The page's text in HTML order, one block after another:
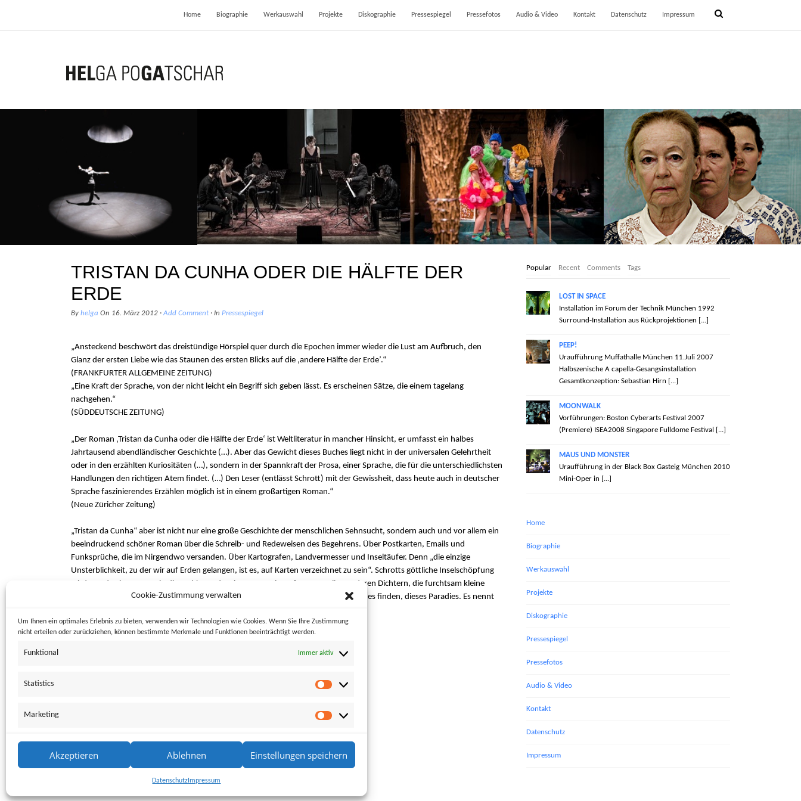
Cookie-Zustimmung verwalten
Um Ihnen ein optimales Erlebnis zu bieten, verwenden wir Technologien wie Cookies. Wenn Sie Ihre Zustimmung
nicht erteilen oder zurückziehen, können bestimmte Merkmale und Funktionen beeinträchtigt werden.
Funktional Immer aktiv
Statistics
Marketing
Akzeptieren Ablehnen Einstellungen speichern
Datenschutz Impressum
Home Biographie Werkauswahl Projekte Diskographie Pressespiegel Pressefotos Audio & Video Kontakt Datenschutz Impressum
WELT FÄLLT RUNTER
5. September 2018
SCHACHABEND
20. Januar 2017
HÄNSEL UND GRETEL
25. Oktober 2013
DREI FLIEGENDE MINUTEN
20. September 2013
TRISTAN DA CUNHA ODER DIE HÄLFTE DER
ERDE
By helga On 16. März 2012 · Add Comment· In Pressespiegel
„Ansteckend beschwört das dreistündige Hörspiel quer durch die Epochen immer wieder die Lust am Aufbruch, den
Glanz der ersten Liebe wie das Staunen des ersten Blicks auf die ‚andere Hälfte der Erde’.“
(FRANKFURTER ALLGEMEINE ZEITUNG)
„Eine Kraft der Sprache, von der nicht leicht ein Begriff sich geben lässt. Es erscheinen Sätze, die einem tagelang
nachgehen.“
(SÜDDEUTSCHE ZEITUNG)
„Der Roman ‚Tristan da Cunha oder die Hälfte der Erde‘ ist Weltliteratur in mancher Hinsicht, er umfasst ein halbes
Jahrtausend abendländischer Geschichte (…). Aber das Gewicht dieses Buches liegt nicht in der universalen Gelehrtheit
oder in den erzählten Kuriositäten (…), sondern in der Spannkraft der Prosa, einer Sprache, die für die unterschiedlichsten
Handlungen den richtigen Atem findet. (…) Den Leser (entlässt Schrott) mit der Gewissheit, dass heute auch in deutscher
Sprache faszinierendes Erzählen möglich ist in einem großartigen Roman.“
(Neue Züricher Zeitung)
„Tristan da Cunha“ aber ist nicht nur eine große Geschichte der menschlichen Sehnsucht, sondern auch und vor allem ein
beeindruckend schöner Roman über die Schreib- und Redeweisen des Begehrens. Über Postkarten, Emails und
Funksprüche, die im Nirgendwo versanden. Über Kartografen, Landvermesser und Inseltäufer. Denn „die einzige
Unsterblichkeit, zu der wir auf Erden gelangen, ist es, auf Karten verzeichnet zu sein“. Schrotts göttliche Inselschöpfung
wird gerade eingetragen in die Weltkarte der Literatur. Weit entfernt von allen anderen Dichtern, die furchtsam kleine
Archipele bilden, von der Strömung leben, eitel ihrer Entdeckung harren, kann man es finden, dieses Paradies. Es nennt
(Münchner Merkur)
Popular Recent Comments Tags
LOST IN SPACE
Installation im Forum der Technik München 1992
Surround-Installation aus Rückprojektionen [...]
PEEP!
Uraufführung Muffathalle München 11.Juli 2007
Halbszenische A capella-Gesangsinstallation
Gesamtkonzeption: Sebastian Hirn [...]
MOONWALK
Vorführungen: Boston Cyberarts Festival 2007
(Premiere) ISEA2008 Singapore Fulldome Festival [...]
MAUS UND MONSTER
Uraufführung in der Black Box Gasteig München 2010
Mini-Oper in [...]
Home
Biographie
Werkauswahl
Projekte
Diskographie
Pressespiegel
Pressefotos
Audio & Video
Kontakt
Datenschutz
Impressum